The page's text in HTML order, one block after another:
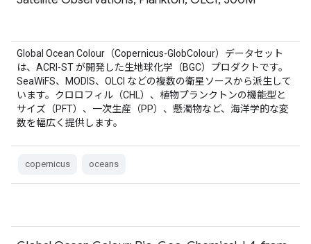
Global Ocean Colour（Copernicus-GlobColour）データセット
は、ACRI-ST が開発した生地球化学（BGC）プロダクトです。
SeaWiFS、MODIS、OLCI などの複数の衛星ソースから派生して
います。クロロフィル（CHL）、植物プランクトンの機能型と
サイズ（PFT）、一次生産（PP）、懸濁物など、海洋学的な変
数を幅広く提供します。
copernicus oceans